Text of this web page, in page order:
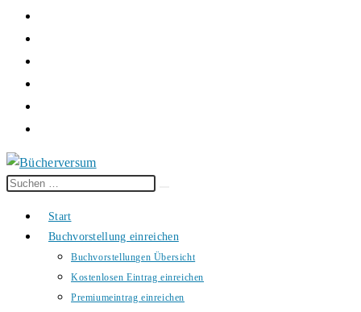
Diese
durchsuchen
Start
Buchvorstellung einreichen
Buchvorstellungen Übersicht
Kostenlosen Eintrag einreichen
Premiumeintrag einreichen